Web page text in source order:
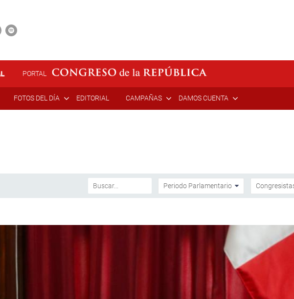
PORTAL
FOTOS DEL DÍA EDITORIAL CAMPAÑAS DAMOS CUENTA